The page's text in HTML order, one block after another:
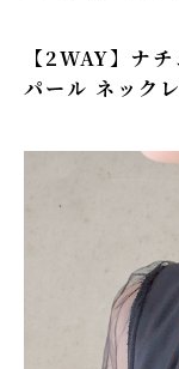
【2WAY】ナ
パール ネック